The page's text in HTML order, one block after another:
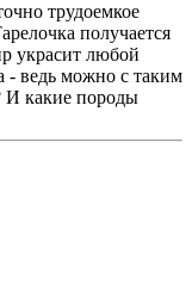
трудоемкое
получается
украсит любой
- ведь можно с таким
И какие породы